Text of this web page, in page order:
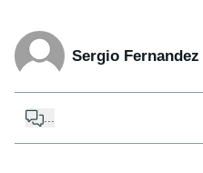
Sergio Fernandez
...